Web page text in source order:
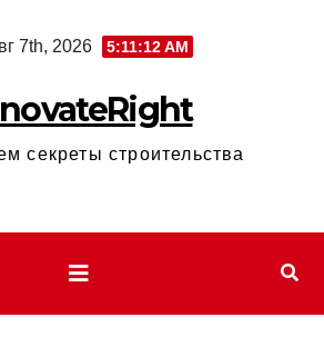
7th, 2026 5:11:13 AM
секреты строительства